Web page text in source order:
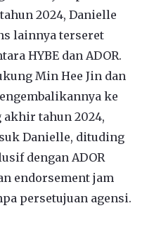
2024, Danielle
lainnya terseret
HYBE dan ADOR.
Min Hee Jin dan
ke
akhir tahun 2024,
Danielle, dituding
dengan ADOR
endorsement jam
persetujuan agensi.